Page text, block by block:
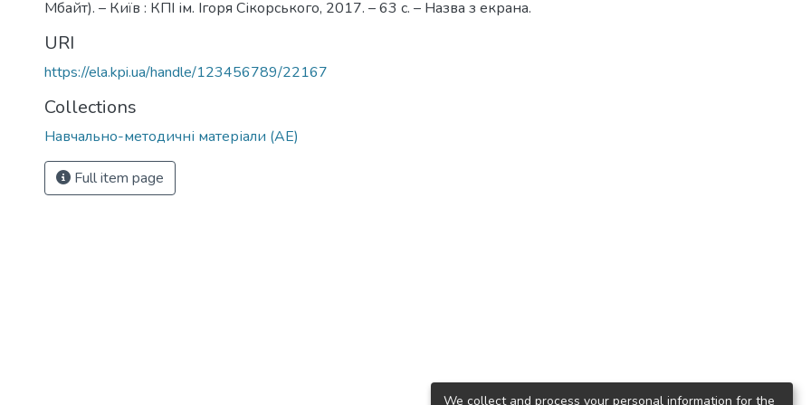
Мбайт). – Київ : КПІ ім. Ігоря Сікорського, 2017. – 63 с. – Назва з екрана.
URI
https://ela.kpi.ua/handle/123456789/22167
Collections
Навчально-методичні матеріали (АЕ)
Full item page
We collect and process your personal information for the